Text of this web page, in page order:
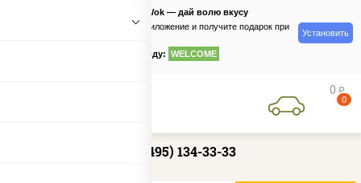
PizzaSushiWok — дай волю вкусу
Скачайте приложение и получите подарок при
по промокоду: WELCOME
Установить
0 руб
0
+7 (495) 134-33-33